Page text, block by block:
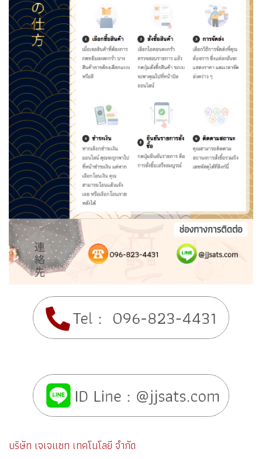
บริษัท เจเจแซท เทคโนโลยี จำกัด